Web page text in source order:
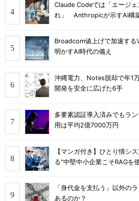
Claude Codeでは「エージ
れ」 Anthropicが示すAI構
Broadcom値上げで加速す
明かすAI時代の備え
沖縄電力、Notes脱却で年
開発を安全に広げた6手
多要素認証導入済みでもラ
用は平均2億7000万円
【マンガ付き】ひとり情シ
る”中堅中小企業こそRAGを
「身代金を支払う」以外の
あるのか？